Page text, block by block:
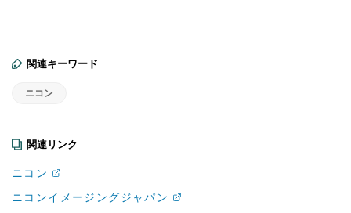
関連キーワード
ニコン
関連リンク
ニコン
ニコンイメージングジャパン